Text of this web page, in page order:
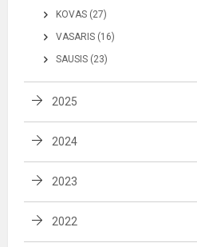
KOVAS (27)
VASARIS (16)
SAUSIS (23)
2025
2024
2023
2022